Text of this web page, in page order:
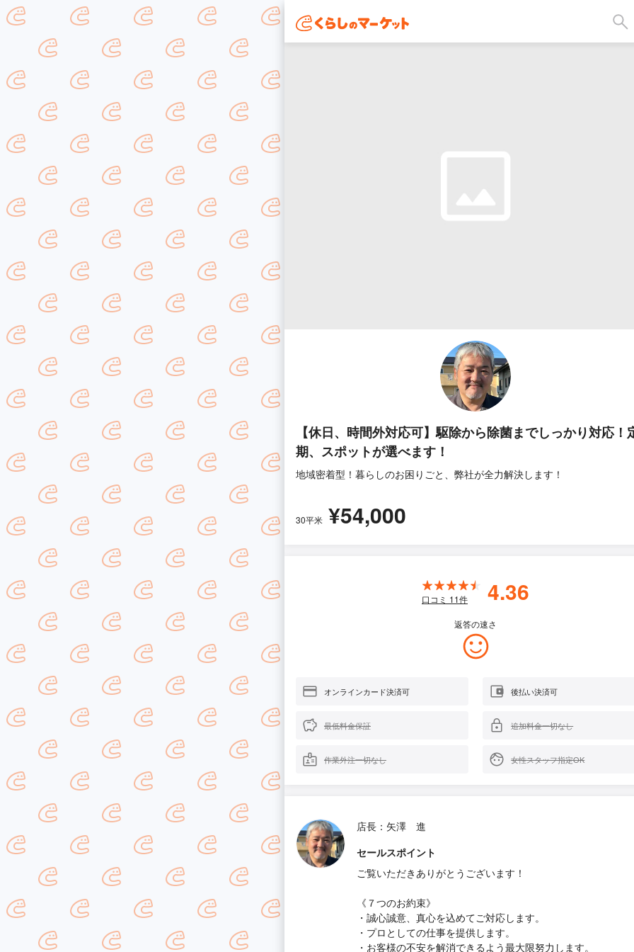
【休日、時間外対応可】駆除から除菌までしっかり対応！
期、スポットが選べます！
地域密着型！暮らしのお困りごと、弊社が全力解決します！
30平米 ¥54,000
口コミ 11件 4.36
返答の速さ
オンラインカード決済可 後払い決済可
最低料金保証 追加料金一切なし
作業外注一切なし 女性スタッフ指定OK
店長：矢澤 進
セールスポイント
ご覧いただきありがとうございます！
《７つのお約束》
・誠心誠意、真心を込めてご対応します。
・プロとしての仕事を提供します。
・お客様の不安を解消できるよう最大限努力します。